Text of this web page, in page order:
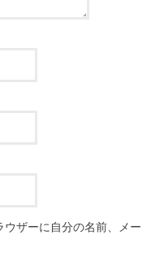
ザーに自分の名前、メー